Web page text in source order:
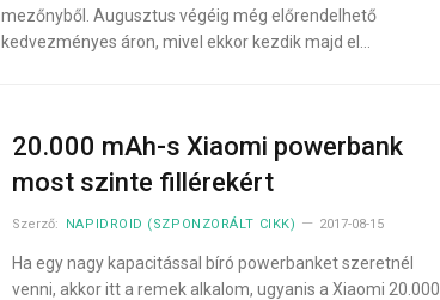
mezőnyből. Augusztus végéig még előrendelhető
kedvezményes áron, mivel ekkor kezdik majd el…
20.000 mAh-s Xiaomi powerbank
most szinte fillérekért
Szerző: NAPIDROID (SZPONZORÁLT CIKK) 2017-08-15
Ha egy nagy kapacitással bíró powerbanket szeretnél
venni, akkor itt a remek alkalom, ugyanis a Xiaomi 20.000